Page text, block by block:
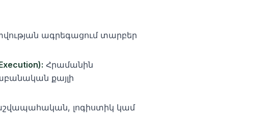
ագրեգացում տարբեր
Հրամանին
քայլի
լոգիստիկ կամ